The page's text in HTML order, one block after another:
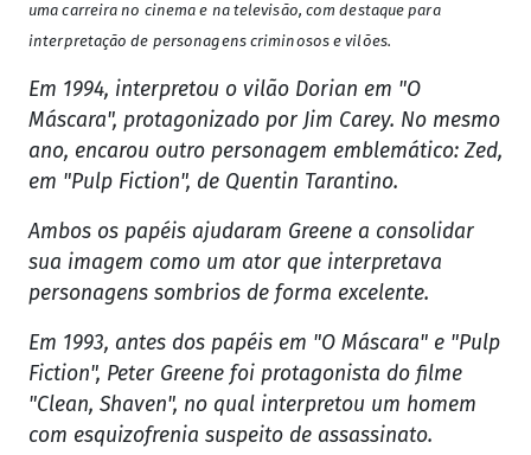
uma carreira no cinema e na televisão, com destaque para
interpretação de personagens criminosos e vilões.
Em 1994, interpretou o vilão Dorian em "O
Máscara", protagonizado por Jim Carey. No mesmo
ano, encarou outro personagem emblemático: Zed,
em "Pulp Fiction", de Quentin Tarantino.
Ambos os papéis ajudaram Greene a consolidar
sua imagem como um ator que interpretava
personagens sombrios de forma excelente.
Em 1993, antes dos papéis em "O Máscara" e "Pulp
Fiction", Peter Greene foi protagonista do filme
"Clean, Shaven", no qual interpretou um homem
com esquizofrenia suspeito de assassinato.